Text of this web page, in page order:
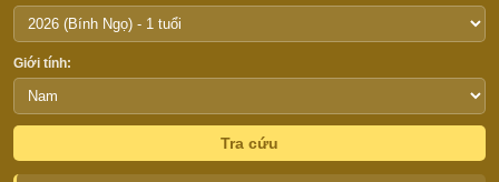
Giới tính:
Tra cứu